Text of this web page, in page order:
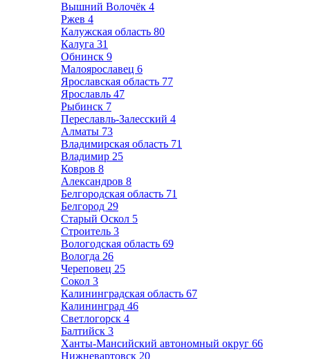
Вышний Волочёк 4
Ржев 4
Калужская область 80
Калуга 31
Обнинск 9
Малоярославец 6
Ярославская область 77
Ярославль 47
Рыбинск 7
Переславль-Залесский 4
Алматы 73
Владимирская область 71
Владимир 25
Ковров 8
Александров 8
Белгородская область 71
Белгород 29
Старый Оскол 5
Строитель 3
Вологодская область 69
Вологда 26
Череповец 25
Сокол 3
Калининградская область 67
Калининград 46
Светлогорск 4
Балтийск 3
Ханты-Мансийский автономный округ 66
Нижневартовск 20